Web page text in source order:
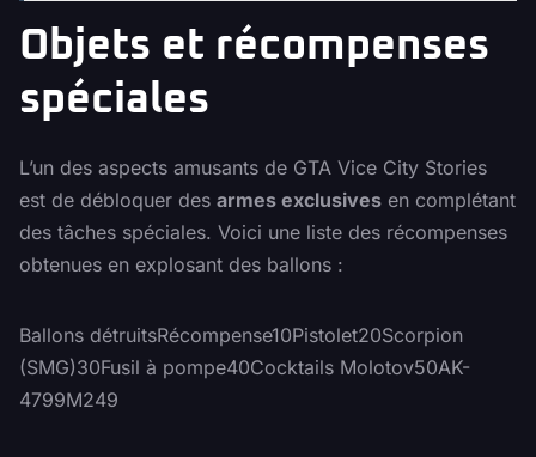
Objets et récompenses
spéciales
L’un des aspects amusants de GTA Vice City Stories
est de débloquer des armes exclusives en complétant
des tâches spéciales. Voici une liste des récompenses
obtenues en explosant des ballons :
Ballons détruitsRécompense10Pistolet20Scorpion
(SMG)30Fusil à pompe40Cocktails Molotov50AK-
4799M249